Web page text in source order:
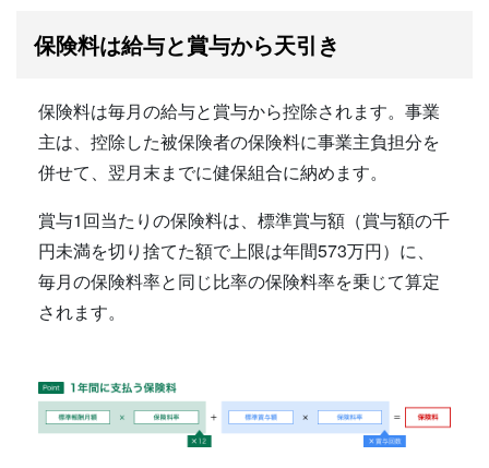
保険料は給与と賞与から天引き
保険料は毎月の給与と賞与から控除されます。事業
主は、控除した被保険者の保険料に事業主負担分を
併せて、翌月末までに健保組合に納めます。
賞与1回当たりの保険料は、標準賞与額（賞与額の千
円未満を切り捨てた額で上限は年間573万円）に、
毎月の保険料率と同じ比率の保険料率を乗じて算定
されます。